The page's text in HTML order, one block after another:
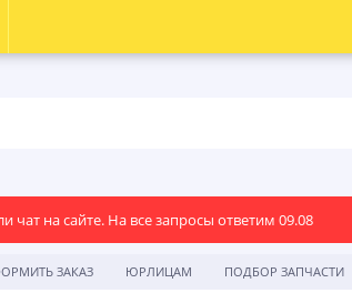
чат на сайте. На все запросы ответим 09.08
ЗАКАЗ ЮРЛИЦАМ ПОДБОР ЗАПЧАСТИ